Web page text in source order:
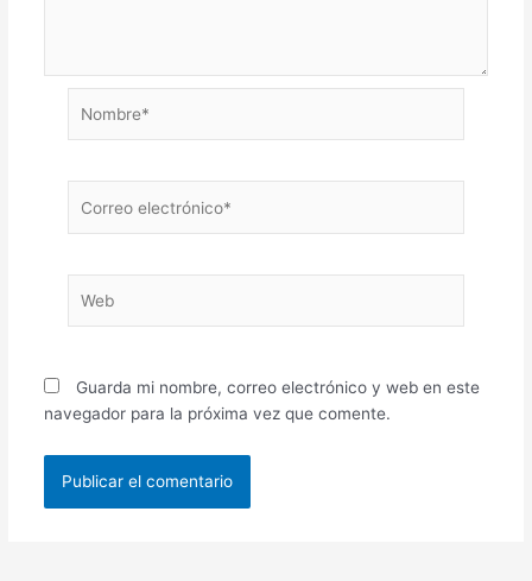
electrónico*
Guarda mi nombre, correo electrónico y web en este
navegador para la próxima vez que comente.